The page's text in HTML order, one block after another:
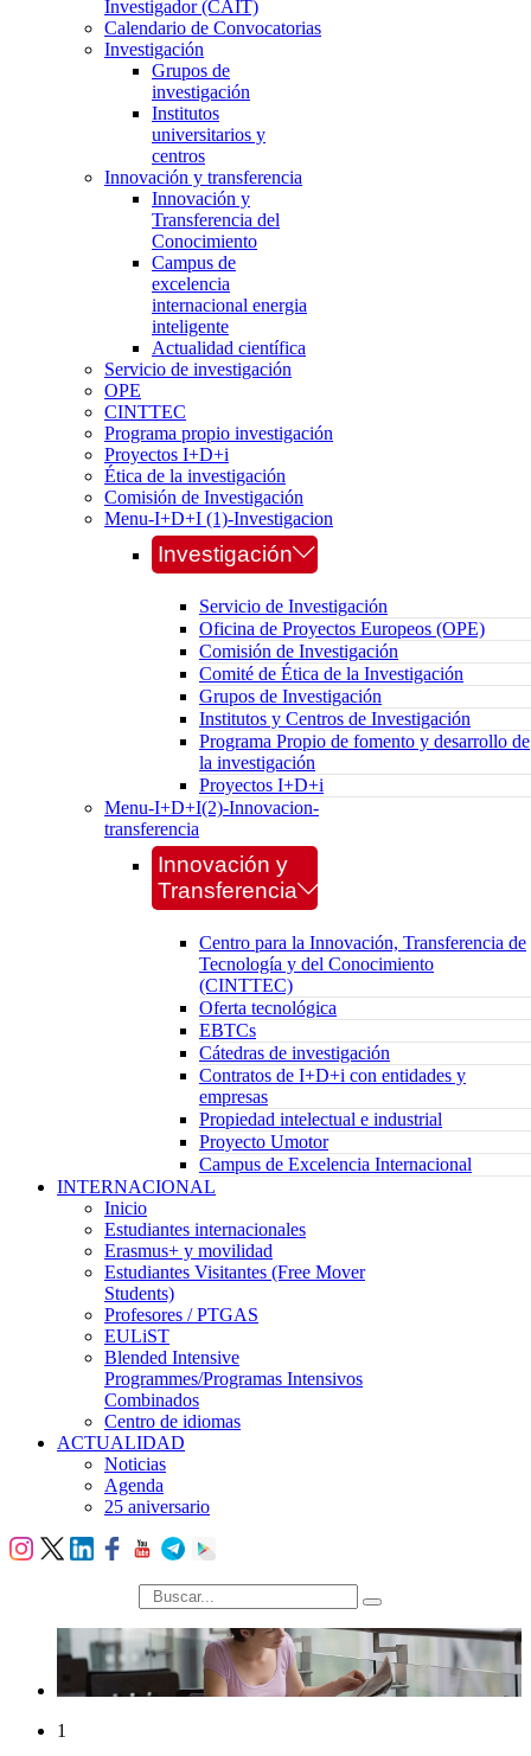
Investigador (CAIT)
Calendario de Convocatorias
Investigación
Grupos de
investigación
Institutos
universitarios y
centros
Innovación y transferencia
Innovación y
Transferencia del
Conocimiento
Campus de
excelencia
internacional energia
inteligente
Actualidad científica
Servicio de investigación
OPE
CINTTEC
Programa propio investigación
Proyectos I+D+i
Ética de la investigación
Comisión de Investigación
Menu-I+D+I (1)-Investigacion
Investigación
Servicio de Investigación
Oficina de Proyectos Europeos (OPE)
Comisión de Investigación
Comité de Ética de la Investigación
Grupos de Investigación
Institutos y Centros de Investigación
Programa Propio de fomento y desarrollo de
la investigación
Proyectos I+D+i
Menu-I+D+I(2)-Innovacion-
transferencia
Innovación y
Transferencia
Centro para la Innovación, Transferencia de
Tecnología y del Conocimiento
(CINTTEC)
Oferta tecnológica
EBTCs
Cátedras de investigación
Contratos de I+D+i con entidades y
empresas
Propiedad intelectual e industrial
Proyecto Umotor
Campus de Excelencia Internacional
INTERNACIONAL
Inicio
Estudiantes internacionales
Erasmus+ y movilidad
Estudiantes Visitantes (Free Mover
Students)
Profesores / PTGAS
EULiST
Blended Intensive
Programmes/Programas Intensivos
Combinados
Centro de idiomas
ACTUALIDAD
Noticias
Agenda
25 aniversario
búsqueda
1